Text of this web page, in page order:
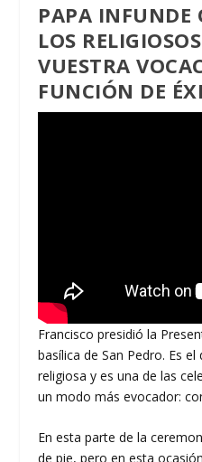
PAPA INFUNDE
LOS
VUESTRA
FUNCIÓN DE
Francisco presidió la
basílica de San Pedro. Es
religiosa y es una de las
un modo más evocador:
En esta parte de la
de pie, pero en esta